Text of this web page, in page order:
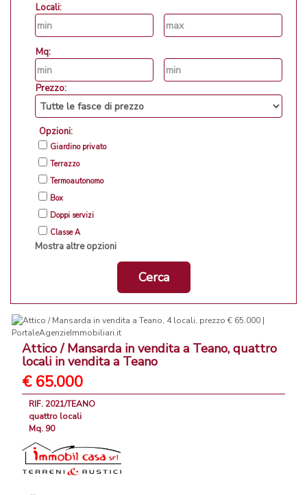
Locali:
Mq:
Prezzo:
Opzioni:
Giardino privato
Terrazzo
Termoautonomo
Box
Doppi servizi
Classe A
Mostra altre opzioni
Cerca
Attico / Mansarda in vendita a Teano, quattro
locali in vendita a Teano
€ 65.000
RIF. 2021/TEANO
quattro locali
Mq. 90